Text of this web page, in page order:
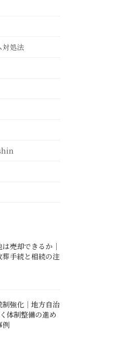
対処法
売却できるか｜
手続と相続の注
制強化｜地方自治
体制整備の進め
例